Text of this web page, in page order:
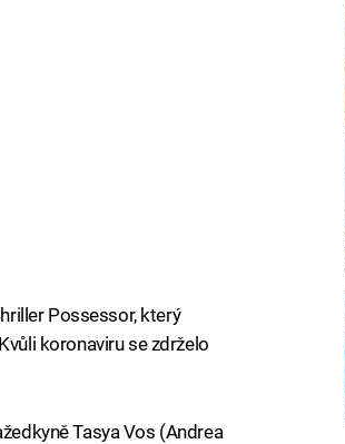
Possessor, který
koronaviru se zdrželo
Tasya Vos (Andrea